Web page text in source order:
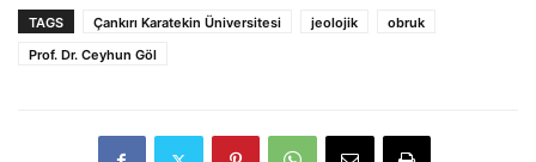
TAGS Çankırı Karatekin Üniversitesi jeolojik
obruk
Prof. Dr. Ceyhun Göl